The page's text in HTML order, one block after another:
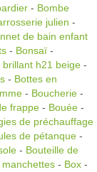
- Bombe
julien -
de bain enfant
- Bonsaï -
h21 beige -
- Bottes en
- Boucherie -
frappe - Bouée -
de préchauffage
de pétanque -
- Bouteille de
- Box -